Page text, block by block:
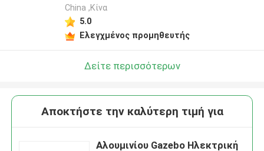
China ,Κίνα
5.0
Ελεγχμένος προμηθευτής
Δείτε περισσότερων
Αποκτήστε την καλύτερη τιμή για
Αλουμινίου Gazebo Ηλεκτρική